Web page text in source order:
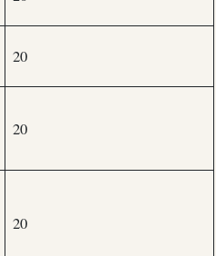
20
20
20